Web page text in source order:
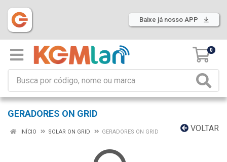
Baixe já nosso APP
0
GERADORES ON GRID
VOLTAR
INÍCIO SOLAR ON GRID GERADORES ON GRID